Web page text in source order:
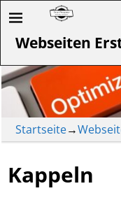
Webseiten
Startseite→
Kappeln